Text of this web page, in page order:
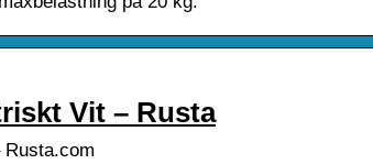
Vit – Rusta